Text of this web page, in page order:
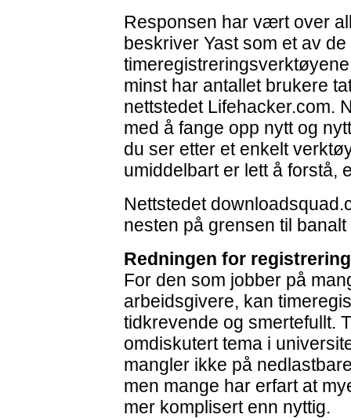
Responsen har vært over
beskriver Yast som et av
minst har antallet brukere
nettstedet Lifehacker.com.
med å fange opp nytt og
du ser etter et enkelt
umiddelbart er lett å forstå,
Nettstedet
nesten på grensen til
Redningen for
For den som jobber på
arbeidsgivere, kan
tidkrevende og smertefullt.
omdiskutert tema i
mangler ikke på
men mange har erfart at
mer komplisert enn nyttig.